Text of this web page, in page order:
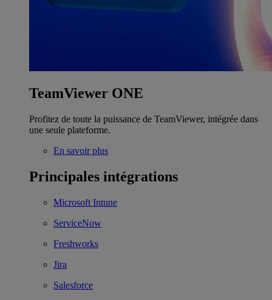
TeamViewer ONE
Profitez de toute la puissance de TeamViewer, intégrée dans
une seule plateforme.
En savoir plus
Principales intégrations
Microsoft Intune
ServiceNow
Freshworks
Jira
Salesforce